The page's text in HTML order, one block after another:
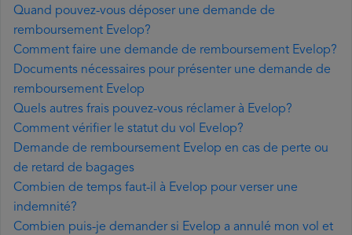
Quand pouvez-vous déposer une demande de
remboursement Evelop?
Comment faire une demande de remboursement Evelop?
Documents nécessaires pour présenter une demande de
remboursement Evelop
Quels autres frais pouvez-vous réclamer à Evelop?
Comment vérifier le statut du vol Evelop?
Demande de remboursement Evelop en cas de perte ou
de retard de bagages
Combien de temps faut-il à Evelop pour verser une
indemnité?
Combien puis-je demander si Evelop a annulé mon vol et